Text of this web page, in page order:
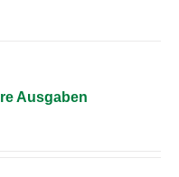
Ausgaben